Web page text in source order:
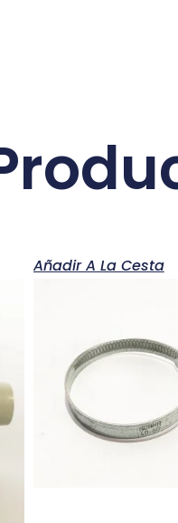
Añadir A La Cesta